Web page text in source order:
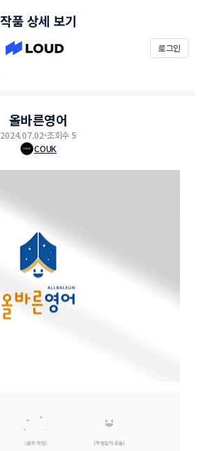
로그인
작품 상세 보기
올바른영어
2024.07.02 조회수 5
COUK